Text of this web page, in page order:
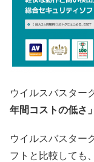
ウイルスバスター
年間コストの低さ」
ウイルスバスター
フトと比較しても、